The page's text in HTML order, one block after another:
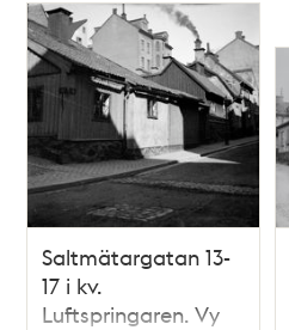
Saltmätargatan 13-
17 i kv.
Luftspringaren. Vy